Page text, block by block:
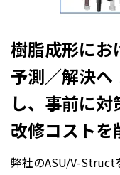
樹脂成形にお
予測／解決へ
し、事前に
改修コストを
弊社のASU/V-Struct